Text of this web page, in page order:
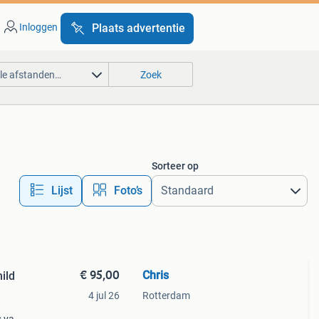
Inloggen Plaats advertentie
afstanden… Zoek
Lijst Foto’s
Sorteer op
€ 95,00
4 jul 26
Chris
Rotterdam